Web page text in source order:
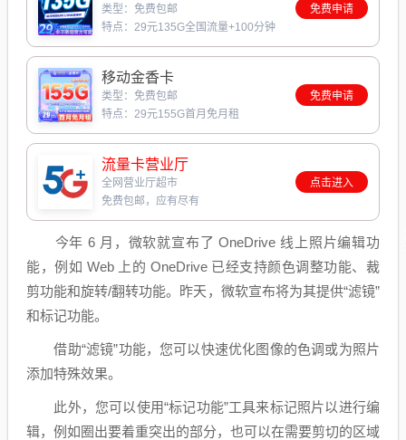
类型：免费包邮
特点：29元135G全国流量+100分钟
免费申请
移动金香卡
类型：免费包邮
特点：29元155G首月免月租
免费申请
流量卡营业厅
全网营业厅超市
免费包邮，应有尽有
点击进入
今年 6 月，微软就宣布了 OneDrive 线上照片编辑功
能，例如 Web 上的 OneDrive 已经支持颜色调整功能、裁
剪功能和旋转/翻转功能。昨天，微软宣布将为其提供“滤镜”
和标记功能。
借助“滤镜”功能，您可以快速优化图像的色调或为照片
添加特殊效果。
此外，您可以使用“标记功能”工具来标记照片以进行编
辑，例如圈出要着重突出的部分，也可以在需要剪切的区域